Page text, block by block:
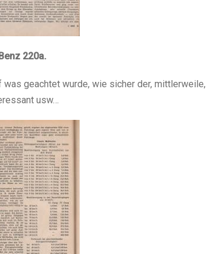
220a.
geachtet wurde, wie sicher der, mittlerweile,
usw…